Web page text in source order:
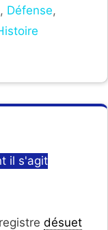
, Défense,
il s'agit
désuet